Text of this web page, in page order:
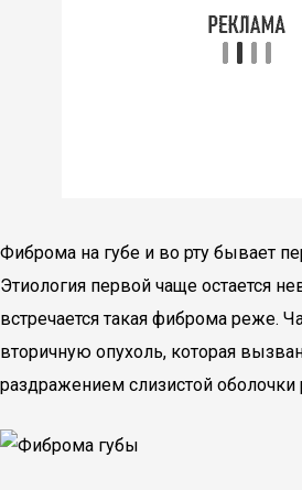
Фиброма на губе и во рту бывает
Этиология первой чаще остается
встречается такая фиброма реже.
вторичную опухоль, которая
раздражением слизистой оболочки